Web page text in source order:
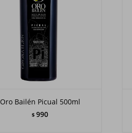
Oro Bailén Picual 500ml
$ 990